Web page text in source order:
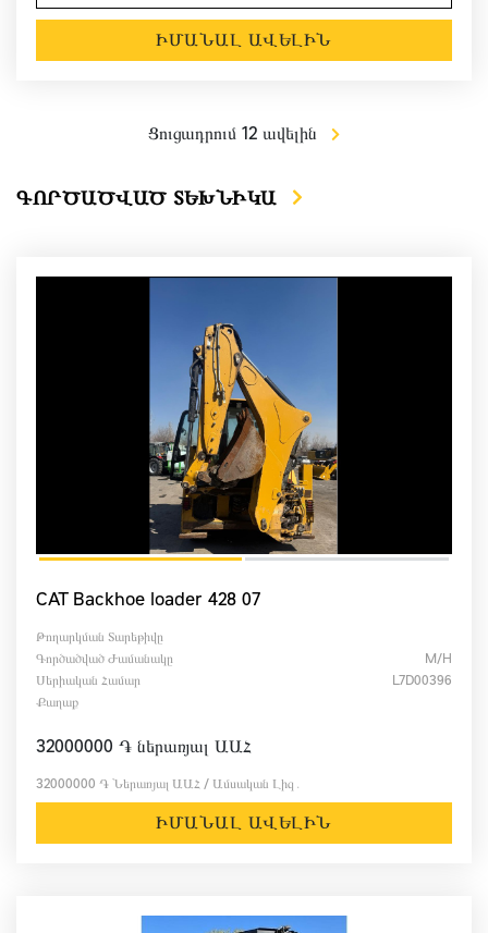
ԻՄԱՆԱԼ ԱՎԵԼԻՆ
Ցուցադրում 12 ավելին
ԳՈՐԾԱԾՎԱԾ ՏԵԽՆԻԿԱ
CAT Backhoe loader 428 07
Թողարկման Տարեթիվը
Գործածված Ժամանակը
M/h
Սերիական Համար
L7D00396
Քաղաք
32000000 ֏ ներառյալ ԱԱՀ
32000000 ֏ Ներառյալ ԱԱՀ / Ամսական Լիզ․
ԻՄԱՆԱԼ ԱՎԵԼԻՆ